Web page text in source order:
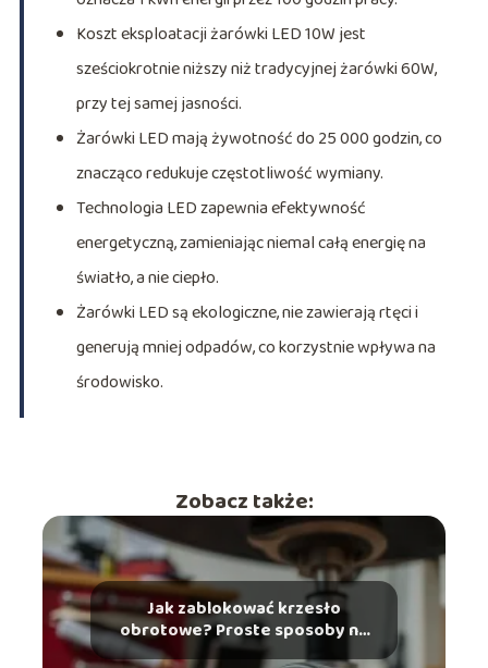
Koszt eksploatacji żarówki LED 10W jest
sześciokrotnie niższy niż tradycyjnej żarówki 60W,
przy tej samej jasności.
Żarówki LED mają żywotność do 25 000 godzin, co
znacząco redukuje częstotliwość wymiany.
Technologia LED zapewnia efektywność
energetyczną, zamieniając niemal całą energię na
światło, a nie ciepło.
Żarówki LED są ekologiczne, nie zawierają rtęci i
generują mniej odpadów, co korzystnie wpływa na
środowisko.
Zobacz także:
Jak zablokować krzesło
obrotowe? Proste sposoby na
naprawę